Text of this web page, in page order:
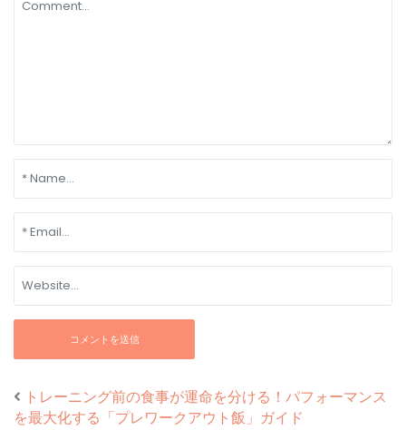
トレーニング前の食事が運命を分ける！パフォーマンス
を最大化する「プレワークアウト飯」ガイド